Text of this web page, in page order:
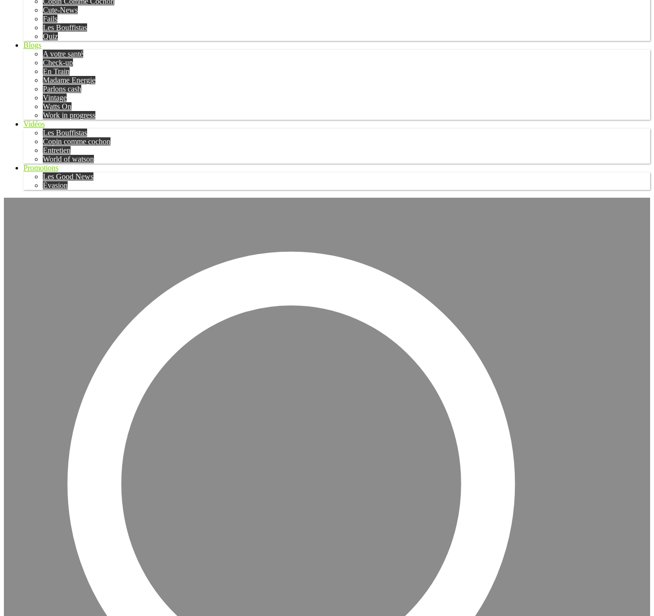
Cute-News
Fails
Les Bouffistas
Quiz
Blogs
A votre santé
Check-up
En Train
Madame Energie
Parlons cash
Vintage
Watts On
Work in progress
Vidéos
Les Bouffistas
Copin comme cochon
Entretien
World of watson
Promotions
Les Good News
Évasion